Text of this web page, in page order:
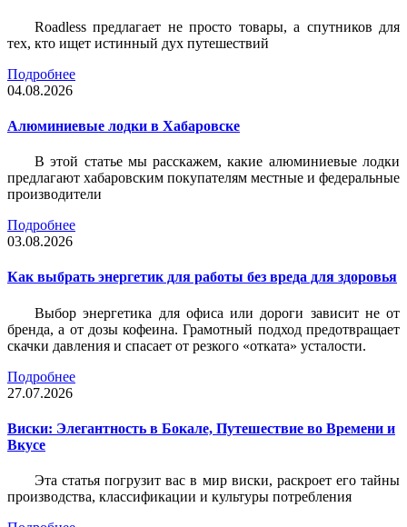
Roadless предлагает не просто товары, а спутников для
тех, кто ищет истинный дух путешествий
Подробнее
04.08.2026
Алюминиевые лодки в Хабаровске
В этой статье мы расскажем, какие алюминиевые лодки
предлагают хабаровским покупателям местные и федеральные
производители
Подробнее
03.08.2026
Как выбрать энергетик для работы без вреда для здоровья
Выбор энергетика для офиса или дороги зависит не от
бренда, а от дозы кофеина. Грамотный подход предотвращает
скачки давления и спасает от резкого «отката» усталости.
Подробнее
27.07.2026
Виски: Элегантность в Бокале, Путешествие во Времени и
Вкусе
Эта статья погрузит вас в мир виски, раскроет его тайны
производства, классификации и культуры потребления